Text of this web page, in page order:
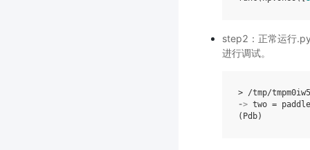
step2：正常运行
进行调试。
> /tmp/
-> two = paddle
( Pdb)